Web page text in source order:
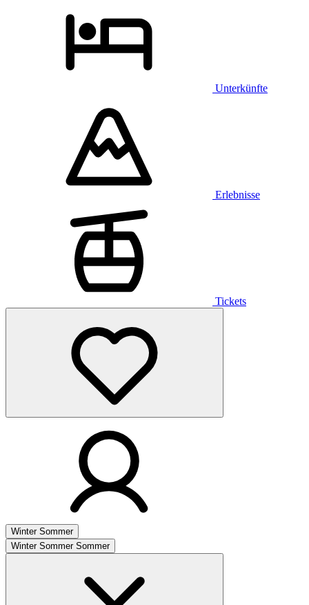
Unterkünfte
Erlebnisse
Tickets
Winter Sommer
Winter Sommer Sommer